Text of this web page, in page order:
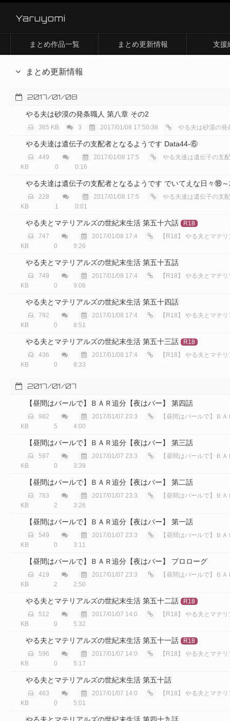
Yaruyomi
まとめ作品一覧 まとめ更新情報 支援
まとめ更新情報
2017/01/08
やる夫は砂漠の発条職人 第八章 その2
365 KB 3 2017/01/08 17:50:38 やる夫は砂漠の発
やる夫達は遺伝子の支配者となるようです Data44-⑥
449
KB
0
2017/01/08 17:5
0:16
やる夫達は遺伝子の支配者と
やる夫達は遺伝子の支配者となるようです でいてえな日々⑱
228
KB
1
2017/01/08 17:5
0:01
やる夫達は遺伝子の支配者と
やる夫とマテリアルズの世紀末生活 第五十六話
R18
747
KB
0
2017/01/08 17:4
9:26
【R18】 やる夫とマテリアルズ
やる夫とマテリアルズの世紀末生活 第五十五話
749
KB
0
2017/01/08 17:4
9:06
【R18】 やる夫とマテリアルズ
やる夫とマテリアルズの世紀末生活 第五十四話
792
KB
0
2017/01/08 17:4
8:51
【R18】 やる夫とマテリアルズ
やる夫とマテリアルズの世紀末生活 第五十三話
R18
436
KB
0
2017/01/08 17:4
8:33
【R18】 やる夫とマテリアルズ
2017/01/07
【昼間はバールで】ＢＡＲ追分【夜はバー】 第四話
982
KB
5
2017/01/07 23:3
4:00
【昼間はバールで】ＢＡＲ追分
【昼間はバールで】ＢＡＲ追分【夜はバー】 第三話
597
KB
0
2017/01/07 23:3
3:39
【昼間はバールで】ＢＡＲ追分
【昼間はバールで】ＢＡＲ追分【夜はバー】 第二話
783
KB
2
2017/01/07 23:3
3:26
【昼間はバールで】ＢＡＲ追分
【昼間はバールで】ＢＡＲ追分【夜はバー】 第一話
549
KB
0
2017/01/07 23:3
3:11
【昼間はバールで】ＢＡＲ追分
【昼間はバールで】ＢＡＲ追分【夜はバー】 プロローグ
419
KB
2
2017/01/07 23:3
2:50
【昼間はバールで】ＢＡＲ追分
やる夫とマテリアルズの世紀末生活 第五十二話
R18
512
KB
0
2017/01/07 14:0
5:32
【R18】 やる夫とマテリアルズ
やる夫とマテリアルズの世紀末生活 第五十一話
R18
596
KB
0
2017/01/07 14:0
5:17
【R18】 やる夫とマテリアルズ
やる夫とマテリアルズの世紀末生活 第五十話
463
KB
0
2017/01/07 14:0
5:01
【R18】 やる夫とマテリアルズ